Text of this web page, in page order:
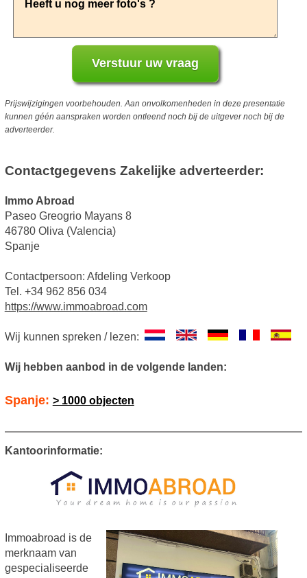
Prijswijzigingen voorbehouden. Aan onvolkomenheden in deze presentatie
kunnen géén aanspraken worden ontleend noch bij de uitgever noch bij de
adverteerder.
Contactgegevens Zakelijke adverteerder:
Immo Abroad
Paseo Greogrio Mayans 8
46780 Oliva (Valencia)
Spanje
Contactpersoon: Afdeling Verkoop
Tel. +34 962 856 034
https://www.immoabroad.com
Wij kunnen spreken / lezen:
Wij hebben aanbod in de volgende landen:
Spanje: > 1000 objecten
Kantoorinformatie:
Immoabroad is de
merknaam van
gespecialiseerde